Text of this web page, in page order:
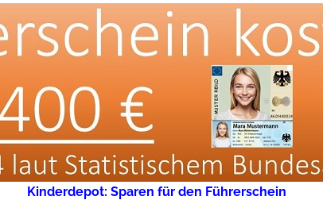
Kinderdepot: Sparen für den Führerschein